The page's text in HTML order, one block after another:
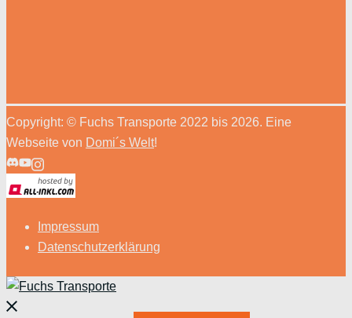
Copyright: © Fuchs Transporte 2022 bis 2026. Eine
Webseite von Domi´s Welt!
Impressum
Datenschutzerklärung
Menü